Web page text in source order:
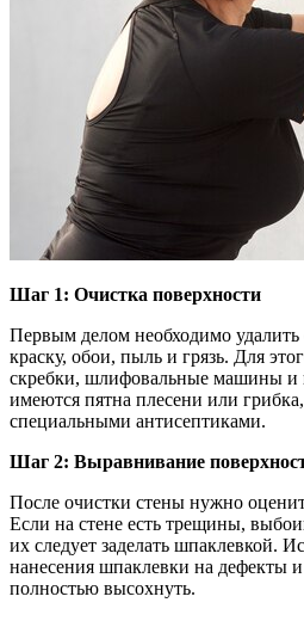
Шаг 1: Очистка поверхности
Первым делом необходимо удалить
краску, обои, пыль и грязь. Для
скребки, шлифовальные машины и
имеются пятна плесени или
специальными антисептиками.
Шаг 2: Выравнивание
После очистки стены нужно
Если на стене есть трещины,
их следует заделать шпаклевкой.
нанесения шпаклевки на дефекты
полностью высохнуть.